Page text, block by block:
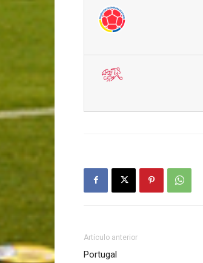
Artículo anterior
Portugal